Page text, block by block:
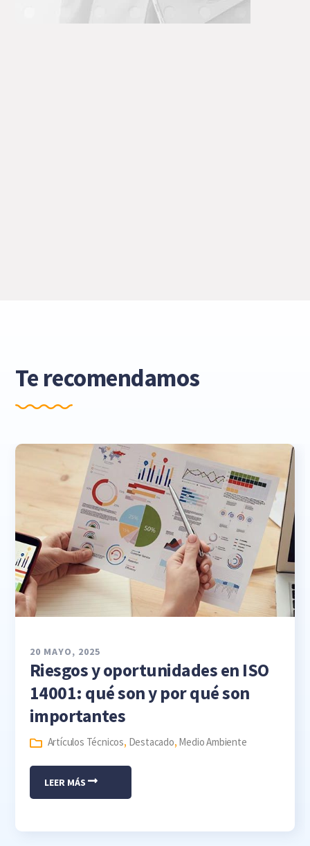
Te recomendamos
20 MAYO, 2025
Riesgos y oportunidades en ISO
14001: qué son y por qué son
importantes
Artículos Técnicos, Destacado, Medio Ambiente
LEER MÁS